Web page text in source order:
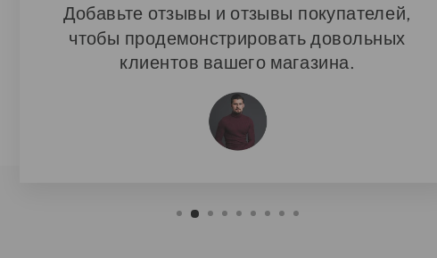
Добавьте отзывы и отзывы покупателей,
чтобы продемонстрировать довольных
клиентов вашего магазина.